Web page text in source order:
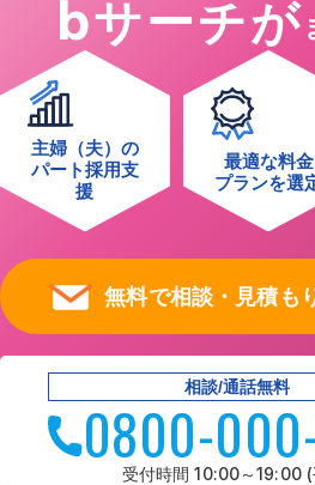
bサーチが
主婦（夫）の
パート採用支
援
最適な料金
プランを選
無料で相談・見積も
相談/通話無料
受付時間 10:00～19:00 (
0800-